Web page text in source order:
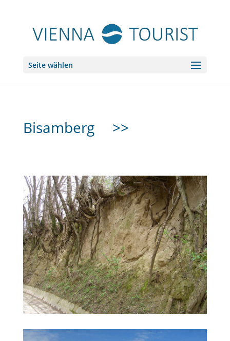
Seite wählen
Bisamberg >>